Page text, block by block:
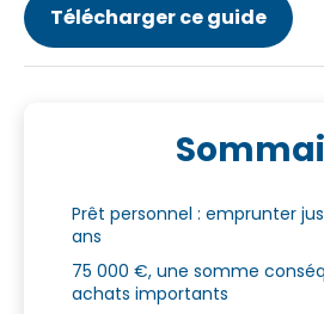
Télécharger ce guide
Prêt personnel : emprunter
ans
75 000 €, une somme
achats importants